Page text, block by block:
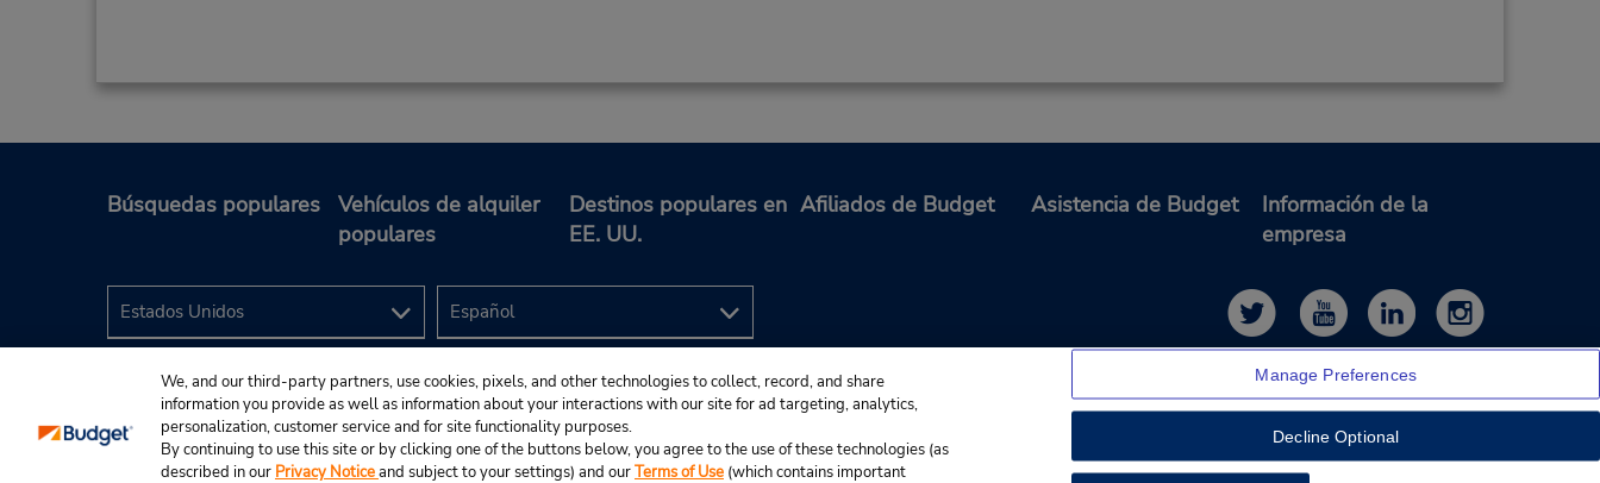
Búsquedas populares
Vehículos de alquiler
populares
Destinos populares en
EE. UU.
Afiliados de Budget Asistencia de Budget
Información de la
empresa
We, and our third-party partners, use cookies, pixels, and other technologies to collect, record, and share
information you provide as well as information about your interactions with our site for ad targeting, analytics,
personalization, customer service and for site functionality purposes.
By continuing to use this site or by clicking one of the buttons below, you agree to the use of these technologies (as
described in our Privacy Noticeand subject to your settings) and ourTerms of Use (which contains important
Manage Preferences
Decline Optional